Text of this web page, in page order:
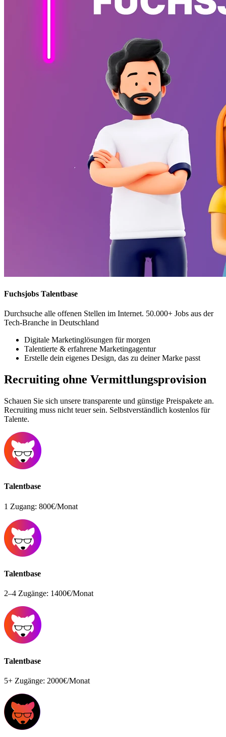
Fuchsjobs Talentbase
Durchsuche alle offenen Stellen im Internet. 50.000+ Jobs aus der
Tech-Branche in Deutschland
Digitale Marketinglösungen für morgen
Talentierte & erfahrene Marketingagentur
Erstelle dein eigenes Design, das zu deiner Marke passt
Recruiting ohne Vermittlungsprovision
Schauen Sie sich unsere transparente und günstige Preispakete an.
Recruiting muss nicht teuer sein. Selbstverständlich kostenlos für
Talente.
Talentbase
1 Zugang: 800€/Monat
Talentbase
2–4 Zugänge: 1400€/Monat
Talentbase
5+ Zugänge: 2000€/Monat